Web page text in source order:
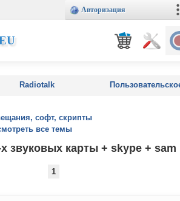
Авторизация
Radiotalk
софт, скрипты
все темы
звуковых карты + skype + sam
1